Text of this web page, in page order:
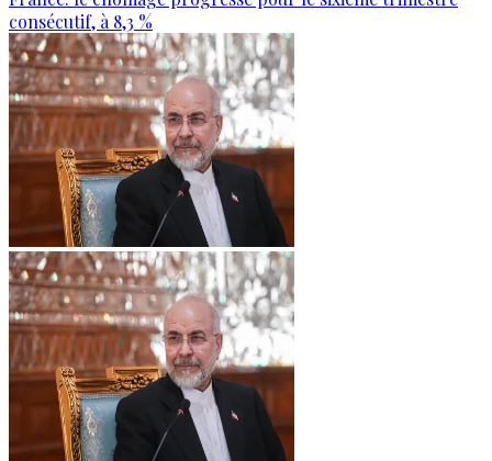
consécutif, à 8,3 %